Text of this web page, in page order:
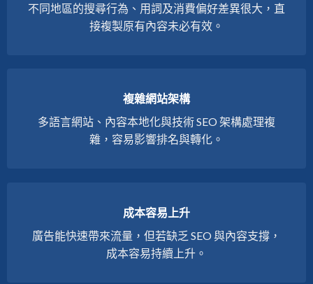
不同地區的搜尋行為、用詞及消費偏好差異很大，直
接複製原有內容未必有效。
複雜網站架構
多語言網站、內容本地化與技術 SEO 架構處理複
雜，容易影響排名與轉化。
成本容易上升
廣告能快速帶來流量，但若缺乏 SEO 與內容支撐，
成本容易持續上升。